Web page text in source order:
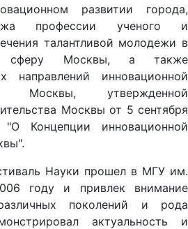
развитии города,
профессии ученого и
талантливой молодежи в
сферу Москвы, а также
направлений инновационной
Москвы, утвержденной
Москвы от 5 сентября
Концепции инновационной
Науки прошел в МГУ им.
году и привлек внимание
поколений и рода
актуальность и